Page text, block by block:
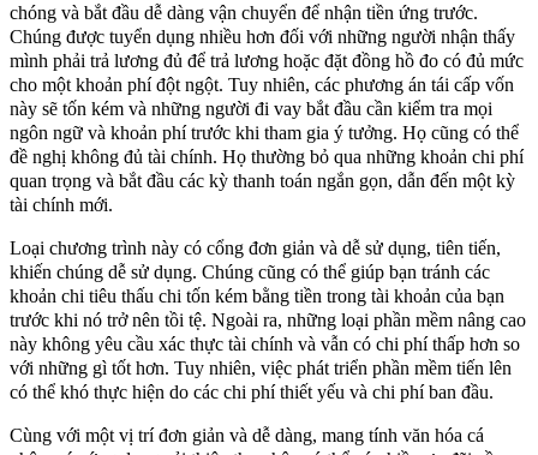
chóng và bắt đầu dễ dàng vận chuyển để nhận tiền ứng trước.
Chúng được tuyển dụng nhiều hơn đối với những người nhận thấy
mình phải trả lương đủ để trả lương hoặc đặt đồng hồ đo có đủ mức
cho một khoản phí đột ngột. Tuy nhiên, các phương án tái cấp vốn
này sẽ tốn kém và những người đi vay bắt đầu cần kiểm tra mọi
ngôn ngữ và khoản phí trước khi tham gia ý tưởng. Họ cũng có thể
đề nghị không đủ tài chính. Họ thường bỏ qua những khoản chi phí
quan trọng và bắt đầu các kỳ thanh toán ngắn gọn, dẫn đến một kỳ
tài chính mới.
Loại chương trình này có cổng đơn giản và dễ sử dụng, tiên tiến,
khiến chúng dễ sử dụng. Chúng cũng có thể giúp bạn tránh các
khoản chi tiêu thấu chi tốn kém bằng tiền trong tài khoản của bạn
trước khi nó trở nên tồi tệ. Ngoài ra, những loại phần mềm nâng cao
này không yêu cầu xác thực tài chính và vẫn có chi phí thấp hơn so
với những gì tốt hơn. Tuy nhiên, việc phát triển phần mềm tiến lên
có thể khó thực hiện do các chi phí thiết yếu và chi phí ban đầu.
Cùng với một vị trí đơn giản và dễ dàng, mang tính văn hóa cá